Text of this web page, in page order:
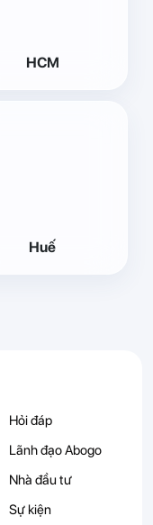
HCM
Huế
Hỏi đáp
Lãnh đạo Abogo
Nhà đầu tư
Sự kiện